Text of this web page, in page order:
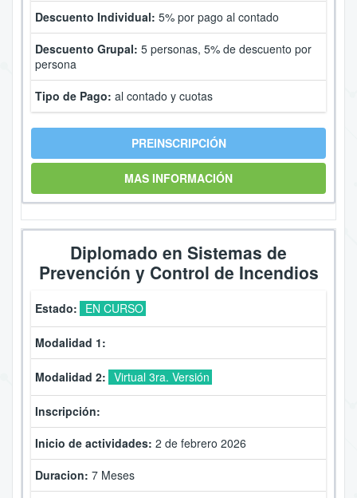
Descuento Individual: 5% por pago al contado
Descuento Grupal: 5 personas, 5% de descuento por
persona
Tipo de Pago: al contado y cuotas
PREINSCRIPCIÓN
MAS INFORMACIÓN
Diplomado en Sistemas de
Prevención y Control de Incendios
Estado: EN CURSO
Modalidad 1:
Modalidad 2: Virtual 3ra. Versión
Inscripción:
Inicio de actividades: 2 de febrero 2026
Duracion: 7 Meses